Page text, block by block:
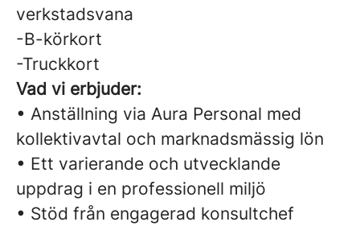
verkstadsvana
-B-körkort
-Truckkort
Vad vi erbjuder:
• Anställning via Aura Personal med
kollektivavtal och marknadsmässig lön
• Ett varierande och utvecklande
uppdrag i en professionell miljö
• Stöd från engagerad konsultchef